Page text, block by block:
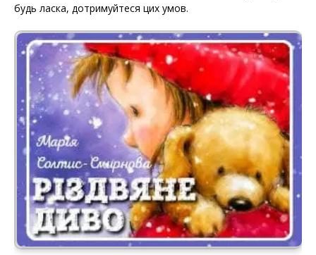
будь ласка, дотримуйтеся цих умов.